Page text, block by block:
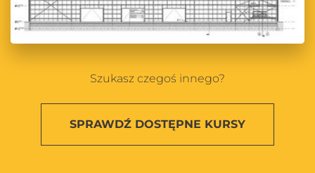
Szukasz czegoś innego?
SPRAWDŹ DOSTĘPNE KURSY